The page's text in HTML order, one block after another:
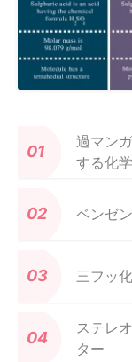
過マン
する化
ベンゼ
三フッ
ステレ
ター